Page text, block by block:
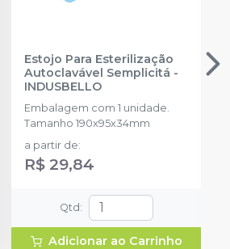
Estojo Para Esterilização
Autoclavável Semplicitá -
INDUSBELLO
Embalagem com 1 unidade.
Tamanho 190x95x34mm
a partir de:
R$ 29,84
Qtd :
Adicionar ao Carrinho